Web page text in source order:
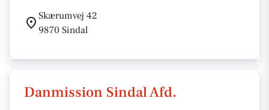
Skærumvej 42
9870 Sindal
Danmission Sindal Afd.